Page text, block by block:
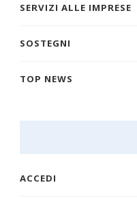
SERVIZI ALLE IMPRESE
SOSTEGNI
TOP NEWS
ACCEDI